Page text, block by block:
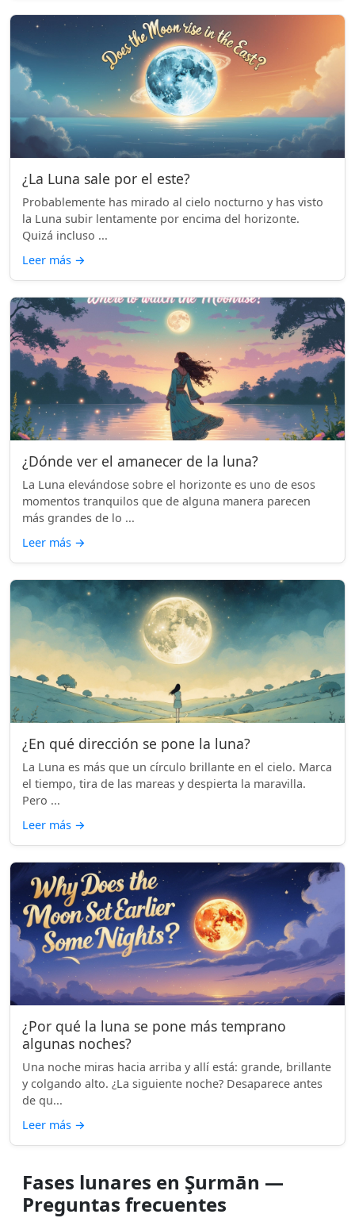
¿La Luna sale por el este?
Probablemente has mirado al cielo nocturno y has visto
la Luna subir lentamente por encima del horizonte.
Quizá incluso ...
Leer más →
¿Dónde ver el amanecer de la luna?
La Luna elevándose sobre el horizonte es uno de esos
momentos tranquilos que de alguna manera parecen
más grandes de lo ...
Leer más →
¿En qué dirección se pone la luna?
La Luna es más que un círculo brillante en el cielo. Marca
el tiempo, tira de las mareas y despierta la maravilla.
Pero ...
Leer más →
¿Por qué la luna se pone más temprano
algunas noches?
Una noche miras hacia arriba y allí está: grande, brillante
y colgando alto. ¿La siguiente noche? Desaparece antes
de qu...
Leer más →
Fases lunares en Şurmān —
Preguntas frecuentes